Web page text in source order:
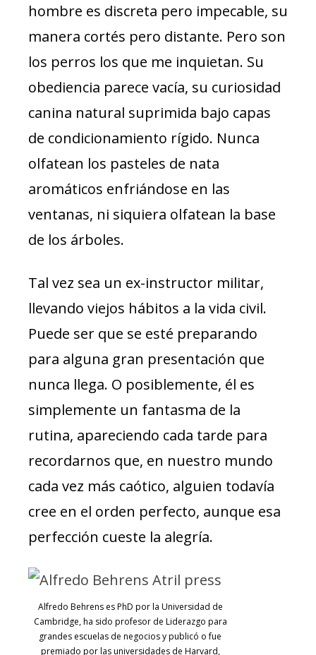
hombre es discreta pero impecable, su
manera cortés pero distante. Pero son
los perros los que me inquietan. Su
obediencia parece vacía, su curiosidad
canina natural suprimida bajo capas
de condicionamiento rígido. Nunca
olfatean los pasteles de nata
aromáticos enfriándose en las
ventanas, ni siquiera olfatean la base
de los árboles.
Tal vez sea un ex-instructor militar,
llevando viejos hábitos a la vida civil.
Puede ser que se esté preparando
para alguna gran presentación que
nunca llega. O posiblemente, él es
simplemente un fantasma de la
rutina, apareciendo cada tarde para
recordarnos que, en nuestro mundo
cada vez más caótico, alguien todavía
cree en el orden perfecto, aunque esa
perfección cueste la alegría.
Alfredo Behrens es PhD por la Universidad de
Cambridge, ha sido profesor de Liderazgo para
grandes escuelas de negocios y publicó o fue
premiado por las universidades de Harvard,